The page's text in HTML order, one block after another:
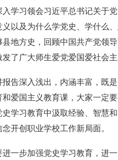
习领会习近平总书记关于党
以及为什么学党史、学什么
地方史，回顾中国共产党领
了广大师生爱党爱国爱社会
深入浅出，内涵丰富，既是
爱国主义教育课，大家一定
学习教育中汲取经验、智慧
开创职业学校工作新局面。
步加强党史学习教育，进一